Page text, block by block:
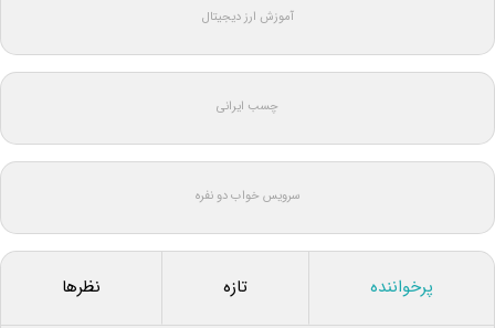
آموزش ارز دیجیتال
چسب ایرانی
سرویس خواب دو نفره
پرخواننده تازه نظرها